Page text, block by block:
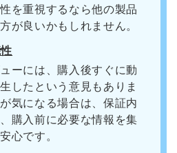
を重視するなら他の製品
が良いかもしれません。
ーには、購入後すぐに動
したという意見もありま
気になる場合は、保証内
購入前に必要な情報を集
心です。